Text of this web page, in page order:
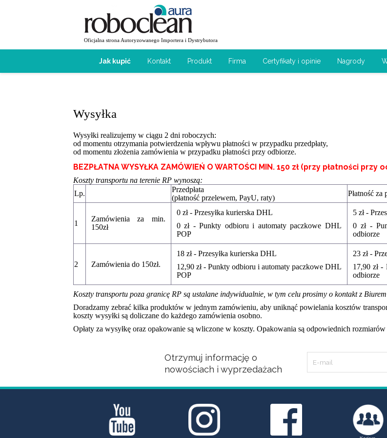
Oficjalna strona Autoryzowanego Importera i Dystrybutora
Jak kupić Kontakt Produkt Firma Certyfikaty i opinie Nagrody
Wysyłka
Wysyłki realizujemy w ciągu 2 dni roboczych:
od momentu otrzymania potwierdzenia wpływu płatności w przypadku przedpłaty,
od momentu złożenia zamówienia w przypadku płatności przy odbiorze.
BEZPŁATNA WYSYŁKA ZAMÓWIEŃ O WARTOŚCI MIN. 150 zł (przy płatności
Koszty transportu na terenie RP wynoszą:
Lp.
Przedpłata
(płatność przelewem, PayU, raty)
Płatność za
1
Zamówienia za min.
150zł
0 zł - Przesyłka kurierska DHL
0 zł - Punkty odbioru i automaty paczkowe DHL
POP
5 zł -
0 zł -
odbiorze
2 Zamówienia do 150zł.
18 zł - Przesyłka kurierska DHL
12,90 zł - Punkty odbioru i automaty paczkowe DHL
POP
23 zł -
17,90 zł
odbiorze
Koszty transportu poza granicę RP są ustalane indywidualnie, w tym celu prosimy o kontakt z
Doradzamy zebrać kilka produktów w jednym zamówieniu, aby uniknąć powielania kosztów
koszty wysyłki są doliczane do każdego zamówienia osobno.
Opłaty za wysyłkę oraz opakowanie są wliczone w koszty. Opakowania są odpowiednich
Otrzymuj informację o
nowościach i wyprzedażach